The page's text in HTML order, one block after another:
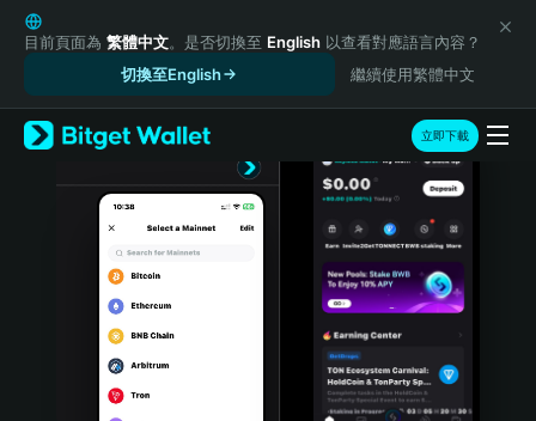
English
日本語
Русский
Español (Latinoamérica)
Türkçe
Português (Portugal)
Bahasa Indonesia
目前頁面為 繁體中文。是否切換至 English 以查看對應語言內容？
切換至English
繼續使用繁體中文
立即下載